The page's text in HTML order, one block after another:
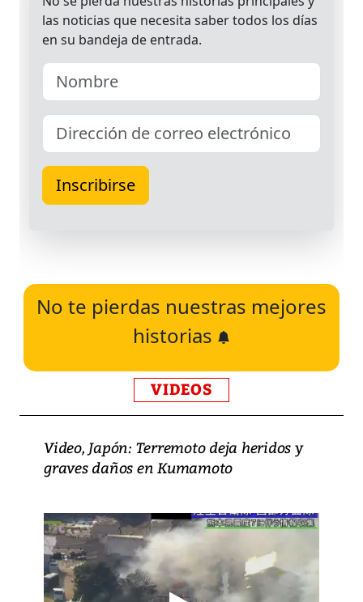
No te pierdas nuestras mejores
historias
VIDEOS
Video, Japón: Terremoto deja heridos y
graves daños en Kumamoto